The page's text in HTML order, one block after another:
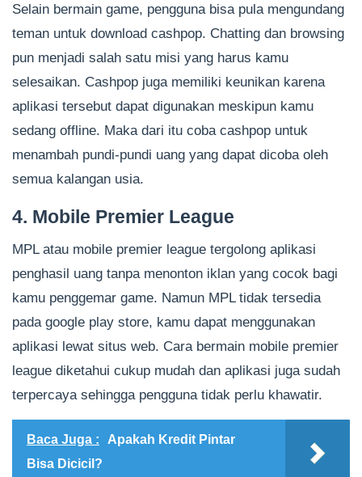
Selain bermain game, pengguna bisa pula mengundang
teman untuk download cashpop. Chatting dan browsing
pun menjadi salah satu misi yang harus kamu
selesaikan. Cashpop juga memiliki keunikan karena
aplikasi tersebut dapat digunakan meskipun kamu
sedang offline. Maka dari itu coba cashpop untuk
menambah pundi-pundi uang yang dapat dicoba oleh
semua kalangan usia.
4. Mobile Premier League
MPL atau mobile premier league tergolong aplikasi
penghasil uang tanpa menonton iklan yang cocok bagi
kamu penggemar game. Namun MPL tidak tersedia
pada google play store, kamu dapat menggunakan
aplikasi lewat situs web. Cara bermain mobile premier
league diketahui cukup mudah dan aplikasi juga sudah
terpercaya sehingga pengguna tidak perlu khawatir.
Baca Juga :
Apakah Kredit Pintar
Bisa Dicicil?